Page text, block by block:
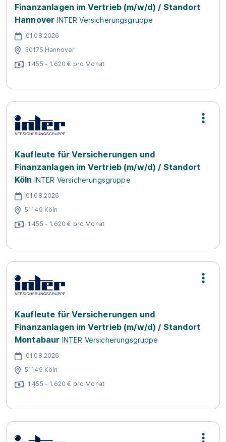
Finanzanlagen im Vertrieb (m/w/d) / Standort
Hannover INTER Versicherungsgruppe
01.08.2026
30175 Hannover
1.455 - 1.620 € pro Monat
Kaufleute für Versicherungen und
Finanzanlagen im Vertrieb (m/w/d) / Standort
Köln INTER Versicherungsgruppe
01.08.2026
51149 Köln
1.455 - 1.620 € pro Monat
Kaufleute für Versicherungen und
Finanzanlagen im Vertrieb (m/w/d) / Standort
Montabaur INTER Versicherungsgruppe
01.08.2026
51149 Köln
1.455 - 1.620 € pro Monat